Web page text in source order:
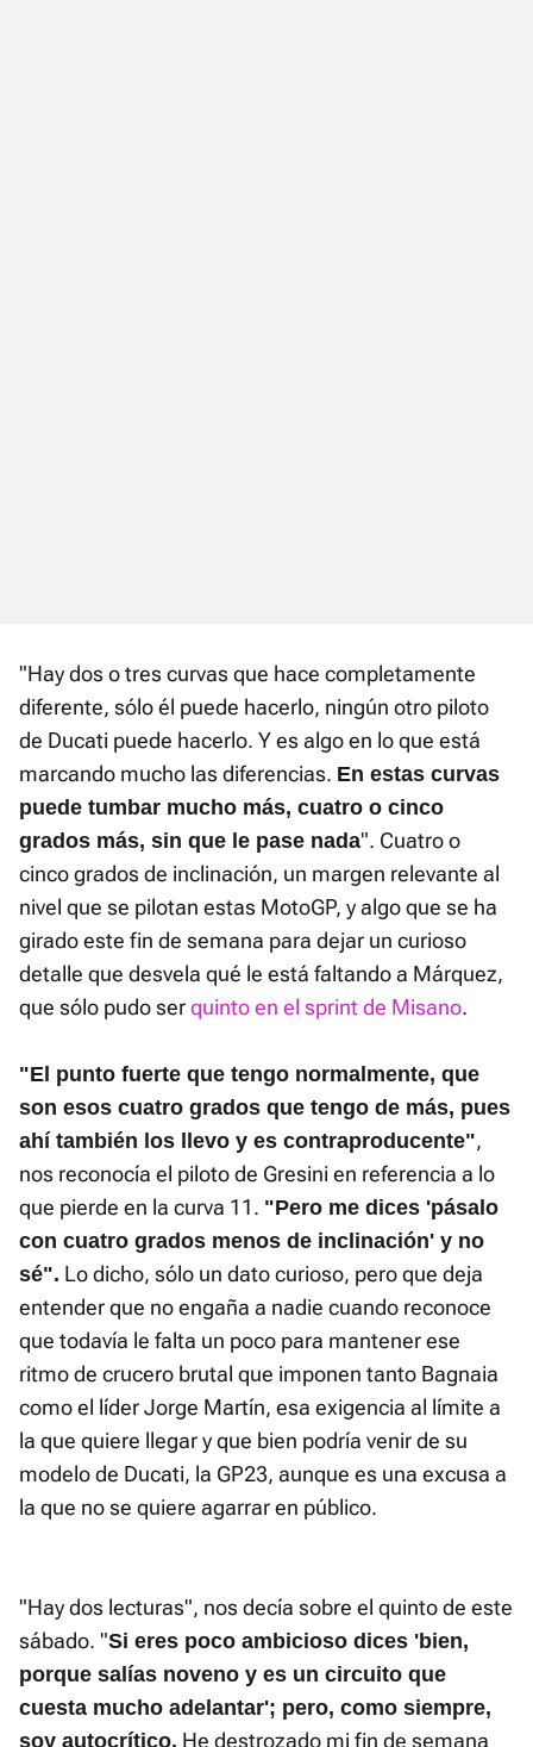
"Hay dos o tres curvas que hace completamente
diferente, sólo él puede hacerlo, ningún otro piloto
de Ducati puede hacerlo. Y es algo en lo que está
marcando mucho las diferencias. En estas curvas
puede tumbar mucho más, cuatro o cinco
grados más, sin que le pase nada". Cuatro o
cinco grados de inclinación, un margen relevante al
nivel que se pilotan estas MotoGP, y algo que se ha
girado este fin de semana para dejar un curioso
detalle que desvela qué le está faltando a Márquez,
que sólo pudo serquinto en el sprint de Misano.
"El punto fuerte que tengo normalmente, que
son esos cuatro grados que tengo de más, pues
ahí también los llevo y es contraproducente",
nos reconocía el piloto de Gresini en referencia a lo
que pierde en la curva 11. "Pero me dices 'pásalo
con cuatro grados menos de inclinación' y no
sé". Lo dicho, sólo un dato curioso, pero que deja
entender que no engaña a nadie cuando reconoce
que todavía le falta un poco para mantener ese
ritmo de crucero brutal que imponen tanto Bagnaia
como el líder Jorge Martín, esa exigencia al límite a
la que quiere llegar y que bien podría venir de su
modelo de Ducati, la GP23, aunque es una excusa a
la que no se quiere agarrar en público.
"Hay dos lecturas", nos decía sobre el quinto de este
sábado. "Si eres poco ambicioso dices 'bien,
porque salías noveno y es un circuito que
cuesta mucho adelantar'; pero, como siempre,
soy autocrítico. He destrozado mi fin de semana